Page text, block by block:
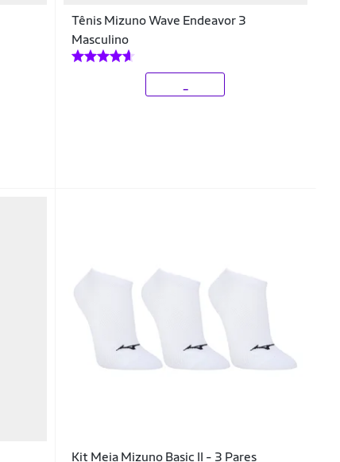
Tênis Mizuno Wave Endeavor 3
Masculino
Kit Meia Mizuno Basic II - 3 Pares